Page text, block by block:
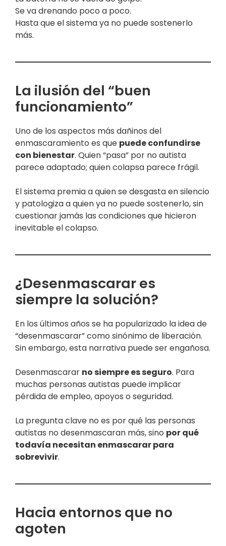
Se va drenando poco a poco.
Hasta que el sistema ya no puede sostenerlo
más.
La ilusión del “buen
funcionamiento”
Uno de los aspectos más dañinos del
enmascaramiento es que puede confundirse
con bienestar. Quien “pasa” por no autista
parece adaptado; quien colapsa parece frágil.
El sistema premia a quien se desgasta en silencio
y patologiza a quien ya no puede sostenerlo, sin
cuestionar jamás las condiciones que hicieron
inevitable el colapso.
¿Desenmascarar es
siempre la solución?
En los últimos años se ha popularizado la idea de
“desenmascarar” como sinónimo de liberación.
Sin embargo, esta narrativa puede ser engañosa.
Desenmascarar no siempre es seguro. Para
muchas personas autistas puede implicar
pérdida de empleo, apoyos o seguridad.
La pregunta clave no es por qué las personas
autistas no desenmascaran más, sino por qué
todavía necesitan enmascarar para
sobrevivir.
Hacia entornos que no
agoten